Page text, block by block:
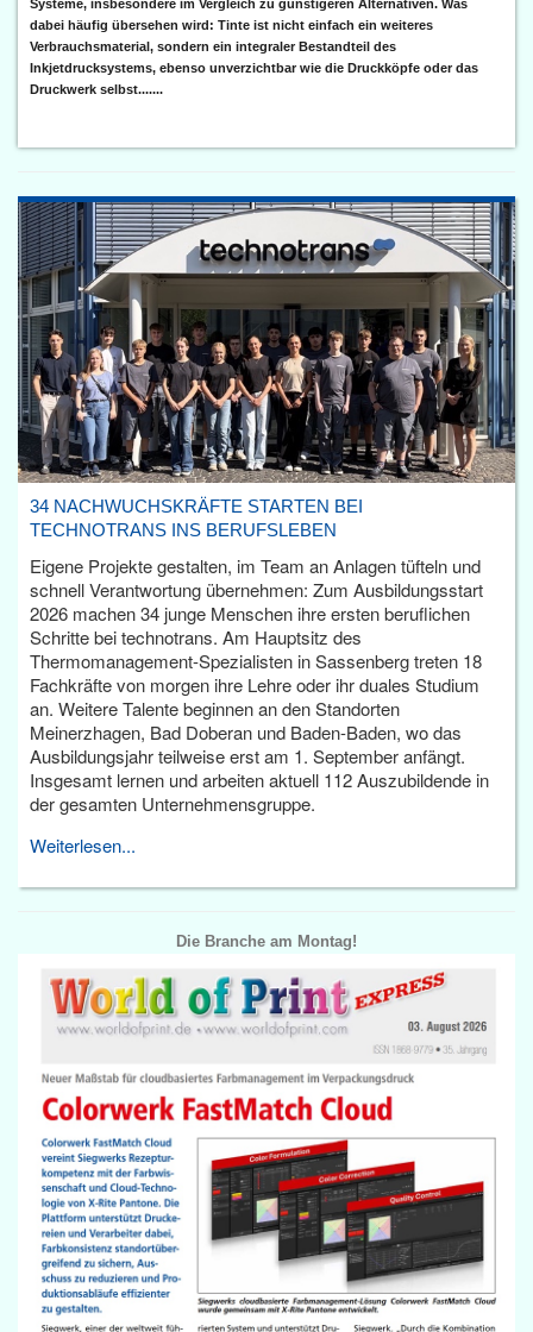
Systeme, insbesondere im Vergleich zu günstigeren Alternativen. Was
dabei häufig übersehen wird: Tinte ist nicht einfach ein weiteres
Verbrauchsmaterial, sondern ein integraler Bestandteil des
Inkjetdrucksystems, ebenso unverzichtbar wie die Druckköpfe oder das
Druckwerk selbst.......
34 NACHWUCHSKRÄFTE STARTEN BEI
TECHNOTRANS INS BERUFSLEBEN
Eigene Projekte gestalten, im Team an Anlagen tüfteln und
schnell Verantwortung übernehmen: Zum Ausbildungsstart
2026 machen 34 junge Menschen ihre ersten beruflichen
Schritte bei technotrans. Am Hauptsitz des
Thermomanagement-Spezialisten in Sassenberg treten 18
Fachkräfte von morgen ihre Lehre oder ihr duales Studium
an. Weitere Talente beginnen an den Standorten
Meinerzhagen, Bad Doberan und Baden-Baden, wo das
Ausbildungsjahr teilweise erst am 1. September anfängt.
Insgesamt lernen und arbeiten aktuell 112 Auszubildende in
der gesamten Unternehmensgruppe.
Weiterlesen...
Die Branche am Montag!